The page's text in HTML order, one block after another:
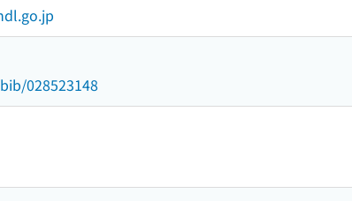
028523148